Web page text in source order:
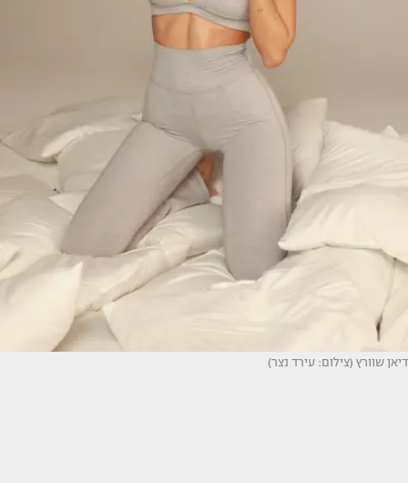
דיאן שוורץ (צילום: עירד נצר)